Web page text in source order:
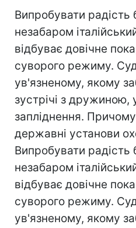
Випробувати радість
незабаром
відбуває довічне
суворого режиму.
ув'язненому, якому
зустрічі з
запліднення.
державні установи
Випробувати радість
незабаром
відбуває довічне
суворого режиму.
ув'язненому, якому